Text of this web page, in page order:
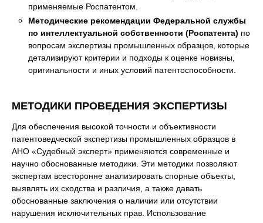
применяемые Роспатентом.
Методические рекомендации Федеральной службы
по интеллектуальной собственности (Роспатента) по
вопросам экспертизы промышленных образцов, которые
детализируют критерии и подходы к оценке новизны,
оригинальности и иных условий патентоспособности.
МЕТОДИКИ ПРОВЕДЕНИЯ ЭКСПЕРТИЗЫ
Для обеспечения высокой точности и объективности
патентоведческой экспертизы промышленных образцов в
АНО «Судебный эксперт» применяются современные и
научно обоснованные методики. Эти методики позволяют
экспертам всесторонне анализировать спорные объекты,
выявлять их сходства и различия, а также давать
обоснованные заключения о наличии или отсутствии
нарушения исключительных прав. Использование